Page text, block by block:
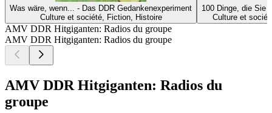
Was wäre, wenn... - Das DDR Gedankenexperiment
Culture et société, Fiction, Histoire
100 Dinge, die Sie
Culture et
AMV DDR Hitgiganten: Radios du groupe
AMV DDR Hitgiganten: Radios du groupe
AMV DDR Hitgiganten: Radios du
groupe